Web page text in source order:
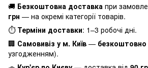
🚚 Безкоштовна доставка при
грн — на окремі категорії товарів.
⏱ Терміни доставки: 1–3 робочі дні.
🏢 Самовивіз у м. Київ — безкоштовно
узгодженням).